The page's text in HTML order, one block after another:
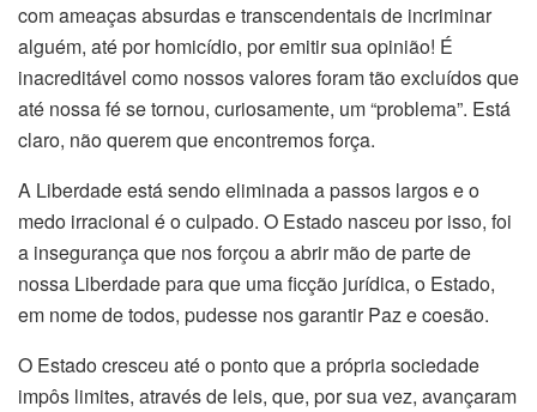
com ameaças absurdas e transcendentais de incriminar
alguém, até por homicídio, por emitir sua opinião! É
inacreditável como nossos valores foram tão excluídos que
até nossa fé se tornou, curiosamente, um “problema”. Está
claro, não querem que encontremos força.
A Liberdade está sendo eliminada a passos largos e o
medo irracional é o culpado. O Estado nasceu por isso, foi
a insegurança que nos forçou a abrir mão de parte de
nossa Liberdade para que uma ficção jurídica, o Estado,
em nome de todos, pudesse nos garantir Paz e coesão.
O Estado cresceu até o ponto que a própria sociedade
impôs limites, através de leis, que, por sua vez, avançaram